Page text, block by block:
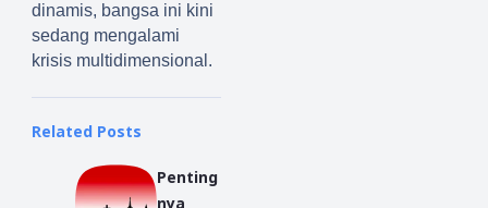
dinamis, bangsa ini kini
sedang mengalami
krisis multidimensional.
Related Posts
Penting
nya